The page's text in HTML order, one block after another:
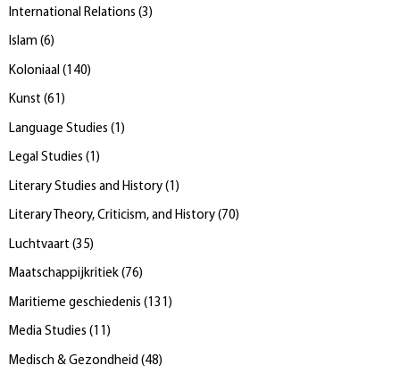
International Relations (3)
Islam (6)
Koloniaal (140)
Kunst (61 )
Language Studies (1 )
Legal Studies (1 )
Literary Studies and History (1 )
Literary Theory, Criticism, and History (70)
Luchtvaart (35)
Maatschappijkritiek (76)
Maritieme geschiedenis (131 )
Media Studies (11 )
Medisch & Gezondheid (48)